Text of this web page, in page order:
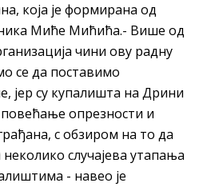
која је формирана од
Миће Мићића.- Више од
чини ову радну
се да поставимо
јер су купалишта на Дрини
опрезности и
с обзиром на то да
случајева утапања
- навео је